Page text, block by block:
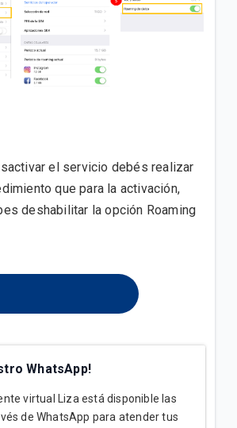
el servicio debés realizar
que para la activación,
deshabilitar la opción Roaming
WhatsApp!
virtual Liza está disponible las
de WhatsApp para atender tus